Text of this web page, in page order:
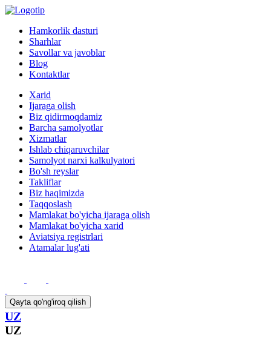
Hamkorlik dasturi
Sharhlar
Savollar va javoblar
Blog
Kontaktlar
Xarid
Ijaraga olish
Biz qidirmoqdamiz
Barcha samolyotlar
Xizmatlar
Ishlab chiqaruvchilar
Samolyot narxi kalkulyatori
Bo'sh reyslar
Takliflar
Biz haqimizda
Taqqoslash
Mamlakat bo'yicha ijaraga olish
Mamlakat bo'yicha xarid
Aviatsiya registrlari
Atamalar lug'ati
Qayta qo'ng'iroq qilish
UZ
UZ